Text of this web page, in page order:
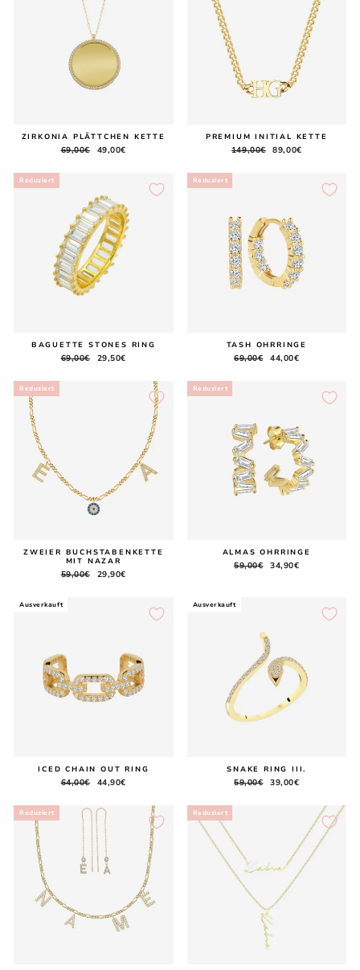
ZIRKONIA PLÄTTCHEN KETTE
Normaler
69,00€ Sonderpreis
49,00€
PREMIUM INITIAL KETTE
Normaler
149,00€ Sonderpreis
89,00€
Reduziert
BAGUETTE STONES RING
Normaler
69,00€ Sonderpreis
29,50€
Reduziert
TASH OHRRINGE
Normaler
69,00€ Sonderpreis
44,00€
Reduziert
ZWEIER BUCHSTABENKETTE
MIT NAZAR
Normaler
59,00€ Sonderpreis
29,90€
Reduziert
ALMAS OHRRINGE
Normaler
59,00€ Sonderpreis
34,90€
Ausverkauft
ICED CHAIN OUT RING
Normaler
64,00€ Sonderpreis
44,90€
Ausverkauft
SNAKE RING III.
Normaler
59,00€ Sonderpreis
39,00€
Reduziert Reduziert